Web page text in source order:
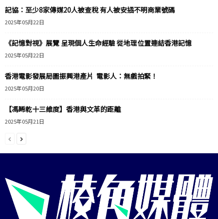
記協：至少8家傳媒20人被查稅 有人被安插不明商業號碼
2025年05月22日
《記憶對視》展覽 呈現個人生命經驗 從地理位置連結香港記憶
2025年05月22日
香港電影發展局圖振興港產片 電影人：無戲拍緊！
2025年05月20日
【馮睎乾十三維度】香港與文革的距離
2025年05月21日